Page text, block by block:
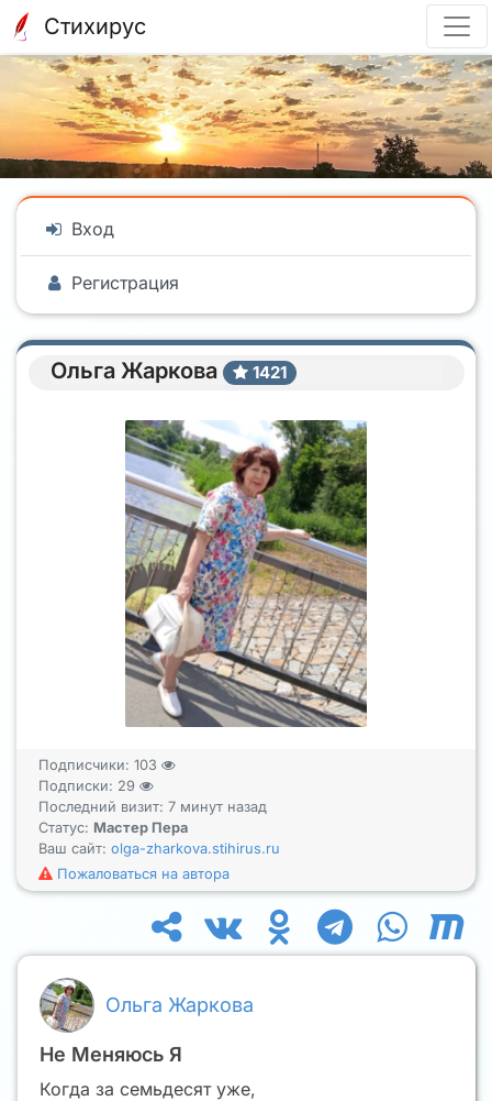
Стихирус
Вход
Регистрация
Ольга Жаркова 1421
Подписчики: 103
Подписки: 29
Последний визит: 7 минут назад
Статус: Мастер Пера
Ваш сайт: olga-zharkova.stihirus.ru
Пожаловаться на автора
Ольга Жаркова
Не Меняюсь Я
Когда за семьдесят уже,